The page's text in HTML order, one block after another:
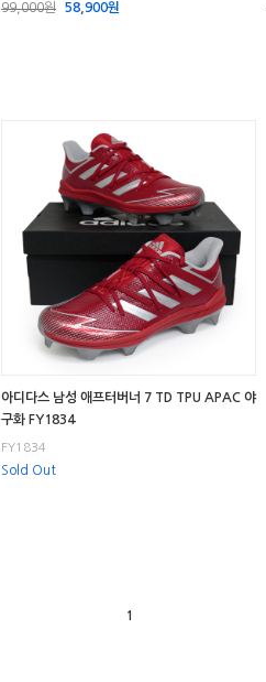
99,000원 58,900원
아디다스 남성 애프터버너 7 TD TPU APAC 야
구화 FY1834
FY1834
Sold Out
1